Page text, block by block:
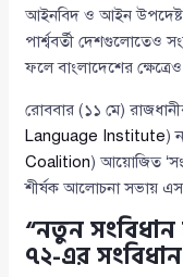
আইনবিদ ও আইন
পার্শ্ববর্তী দেশগুলোতেও
ফলে বাংলাদেশের ক্ষেত্রেও
রোববার (১১ মে)
Language Institute)
Coalition) আয়োজিত
শীর্ষক আলোচনা সভায়
“নতুন
৭২-এর